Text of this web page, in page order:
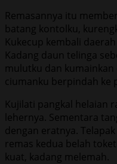
Remasannya itu
batang kontolku,
Kukecup kembali
Kadang daun telinga
mulutku dan
ciumanku berpindah ke
Kujilati pangkal helaian
lehernya. Sementara
dengan eratnya.
remas kedua belah
kuat, kadang melemah.